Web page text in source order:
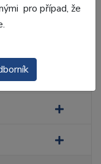
pro případ, že